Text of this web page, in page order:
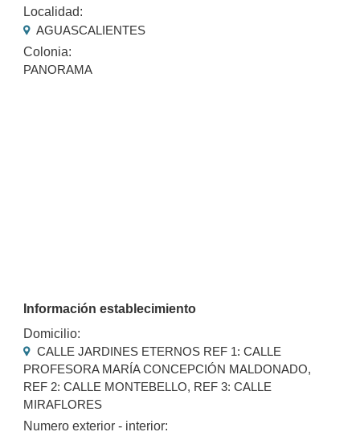
Localidad:
AGUASCALIENTES
Colonia:
PANORAMA
Información establecimiento
Domicilio:
CALLE JARDINES ETERNOS REF 1: CALLE
PROFESORA MARÍA CONCEPCIÓN MALDONADO,
REF 2: CALLE MONTEBELLO, REF 3: CALLE
MIRAFLORES
Numero exterior - interior: